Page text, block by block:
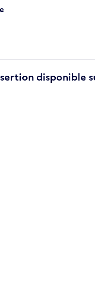
disponible